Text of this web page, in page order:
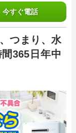
今すぐ電話
つまり、水
365日年中